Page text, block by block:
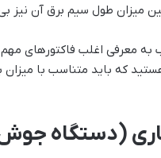
طول سیم برق آن نیز بی
به معرفی اغلب فاکتورهای
که باید متناسب با
(دستگاه